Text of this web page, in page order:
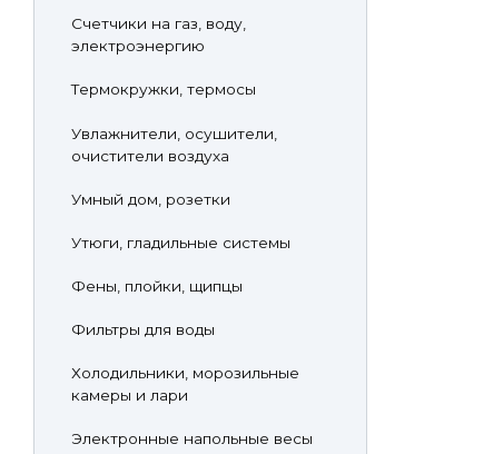
Счетчики на газ, воду,
электроэнергию
Термокружки, термосы
Увлажнители, осушители,
очистители воздуха
Умный дом, розетки
Утюги, гладильные системы
Фены, плойки, щипцы
Фильтры для воды
Холодильники, морозильные
камеры и лари
Электронные напольные весы